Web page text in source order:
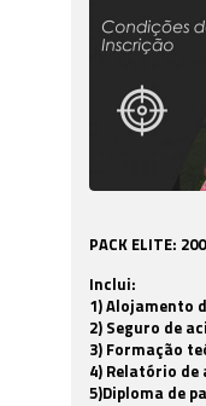
PACK ELITE:
Inclui:
1) Alojamento
2) Seguro de
3) Formação
4) Relatório de
5)Diploma de